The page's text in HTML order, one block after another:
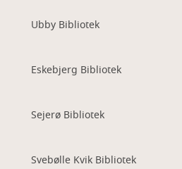
Ubby Bibliotek
Eskebjerg Bibliotek
Sejerø Bibliotek
Svebølle Kvik Bibliotek